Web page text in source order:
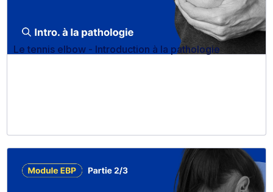
Le tennis elbow - Introduction à la pathologie